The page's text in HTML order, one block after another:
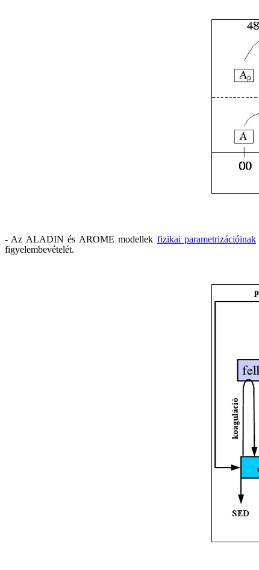
- Az ALADIN és AROME modellek fizikai parametrizációinak
figyelembevételét.